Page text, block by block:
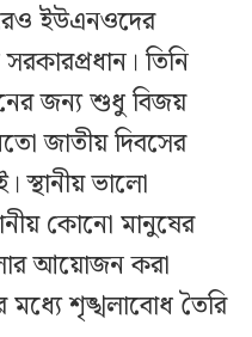
ইউএনওদের
তিনি
জন্য শুধু বিজয়
জাতীয় দিবসের
স্থানীয় ভালো
কোনো মানুষের
আয়োজন করা
শৃঙ্খলাবোধ তৈরি